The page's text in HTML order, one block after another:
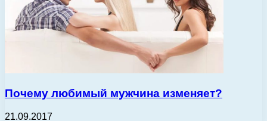
Почему любимый мужчина изменяет?
21.09.2017